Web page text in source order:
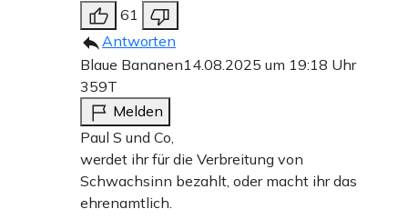
61
Antworten
Blaue Bananen14.08.2025 um 19:18 Uhr
359T
Melden
Paul S und Co,
werdet ihr für die Verbreitung von
Schwachsinn bezahlt, oder macht ihr das
ehrenamtlich.